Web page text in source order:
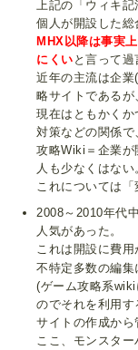
上記の「ウィキ
個人が開設した総
MHX以降は事実
にくい と言って過
近年の主流は企
略サイトであるが
現在はともかく
対策などの関係で
攻略Wiki＝企業が
人も少なくはない
これについては「
2008～2010年代
人気があった。
これは開設に費用
不特定多数の編
(ゲーム攻略系
のでそれを利用す
サイトの作成から
ここ、モンスタ